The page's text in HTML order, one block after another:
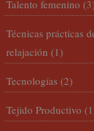
Talento femenino (3)
Técnicas prácticas
relajación (1)
Tecnologías (2)
Tejido Productivo